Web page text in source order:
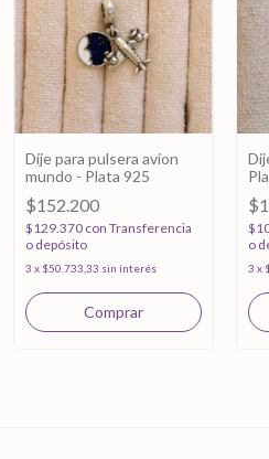
Dije para pulsera avion
mundo - Plata 925
$152.200
$129.370 con Transferencia
o depósito
3 x $50.733,33 sin interés
o
3 x